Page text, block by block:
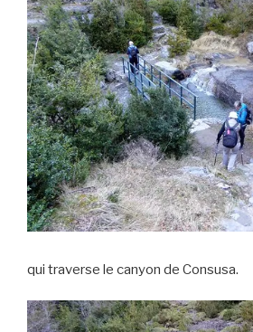
qui traverse le canyon de Consusa.